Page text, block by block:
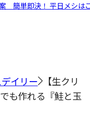
簡単即決！ 平日メシは
イリー
【生クリ
も作れる『鮭と玉